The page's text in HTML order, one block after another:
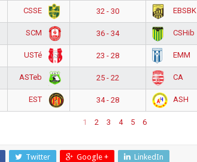
CSSE 32 - 30 EBSBK
SCM 36 - 34 CSHib
USTé 23 - 28 EMM
ASTeb 25 - 22 CA
EST 34 - 28 ASH
1 2 3 4 5 6
Twitter Google + LinkedIn